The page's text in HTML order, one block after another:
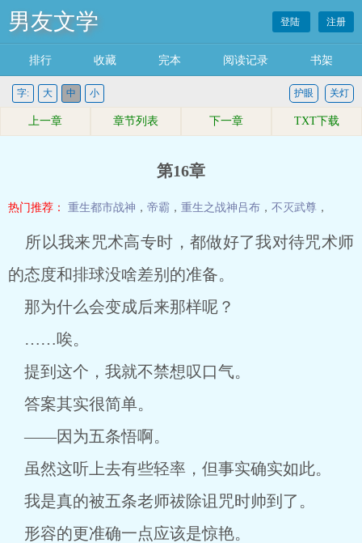
男友文学 登陆 注册
排行 收藏 完本 阅读记录 书架
字: 大 中 小 关灯
护眼
上一章 章节列表 下一章 TXT下载
第16章
热门推荐： 重生都市战神 ， 帝霸 ， 重生之战神吕布 ， 不灭武尊 ，
所以我来咒术高专时，都做好了我对待咒术师
的态度和排球没啥差别的准备。
那为什么会变成后来那样呢？
……唉。
提到这个，我就不禁想叹口气。
答案其实很简单。
——因为五条悟啊。
虽然这听上去有些轻率，但事实确实如此。
我是真的被五条老师祓除诅咒时帅到了。
形容的更准确一点应该是惊艳。